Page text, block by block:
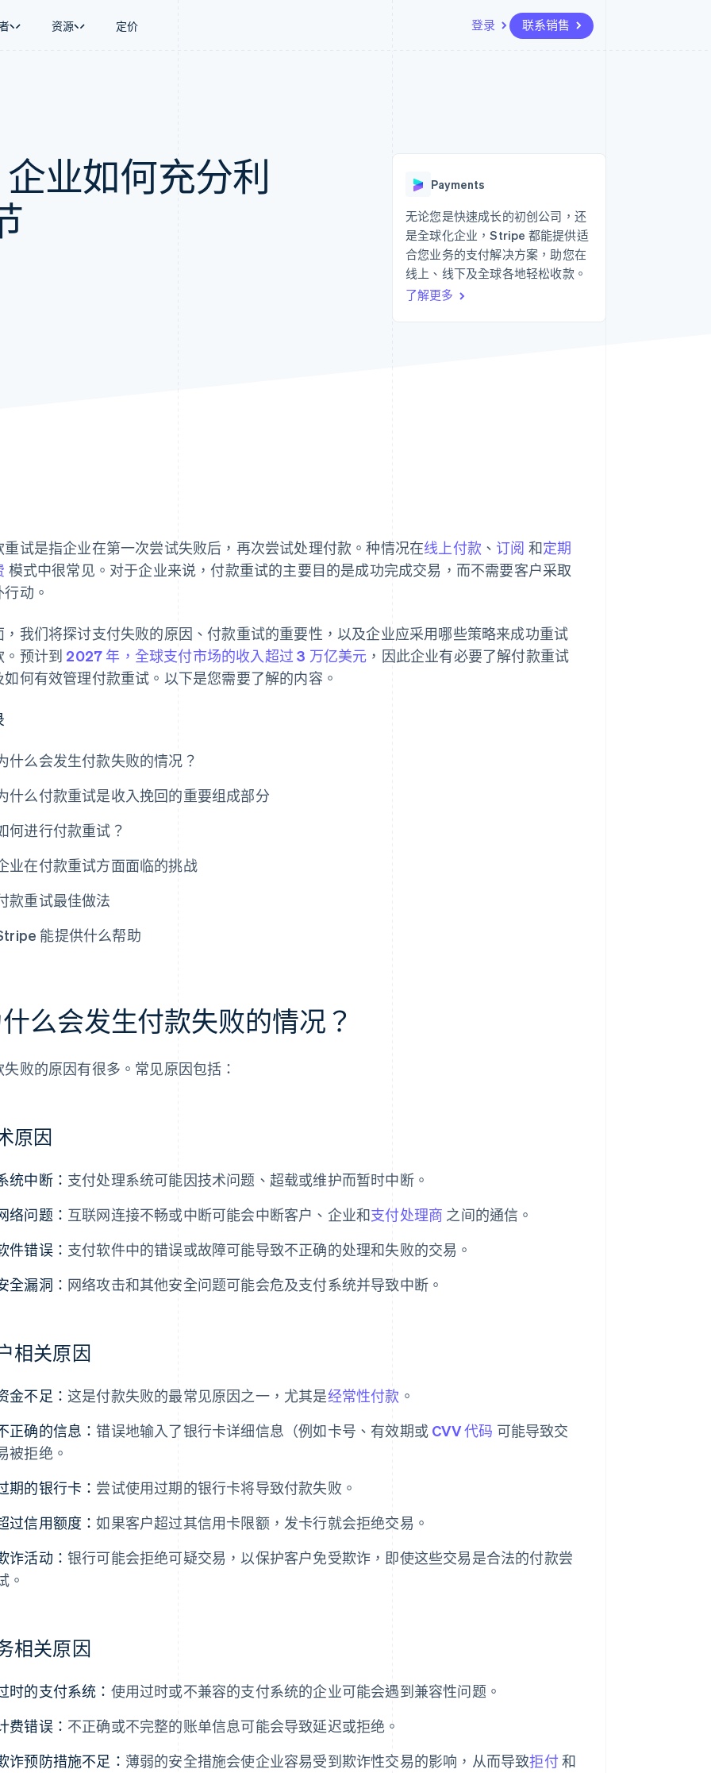
资源 定价 登录 联系销售
钱包、稳定币发行和发卡基础设
施
Radar
初创企业注册
Climate
碳移除
酒店、旅游与休闲
保险
媒体与娱乐
管理订阅
提供按用量计费
发行稳定币支持的支付卡
API 状态
资讯中心
Stripe Press
业如何充分利
Payments
无论您是快速成长的初创公司，还
是全球化企业，Stripe 都能提供适
合您业务的支付解决方案，助您在
线上、线下及全球各地轻松收款。
了解更多
重试是指企业在第一次尝试失败后，再次尝试处理付款。种情况在线上付款 、 订阅 和定期
模式中很常见。对于企业来说，付款重试的主要目的是成功完成交易，而不需要客户采取
动。
，我们将探讨支付失败的原因、付款重试的重要性，以及企业应采用哪些策略来成功重试
。预计到 2027 年，全球支付市场的收入超过 3 万亿美元 ，因此企业有必要了解付款重试
如何有效管理付款重试。以下是您需要了解的内容。
什么会发生付款失败的情况？
什么付款重试是收入挽回的重要组成部分
何进行付款重试？
业在付款重试方面面临的挑战
款重试最佳做法
能提供什么帮助
么会发生付款失败的情况？
失败的原因有很多。常见原因包括：
原因
统中断： 支付处理系统可能因技术问题、超载或维护而暂时中断。
络问题： 互联网连接不畅或中断可能会中断客户、企业和支付处理商 之间的通信。
件错误： 支付软件中的错误或故障可能导致不正确的处理和失败的交易。
全漏洞： 网络攻击和其他安全问题可能会危及支付系统并导致中断。
相关原因
金不足： 这是付款失败的最常见原因之一，尤其是经常性付款 。
正确的信息： 错误地输入了银行卡详细信息（例如卡号、有效期或 CVV 代码 可能导致交
被拒绝。
期的银行卡： 尝试使用过期的银行卡将导致付款失败。
过信用额度：如果客户超过其信用卡限额，发卡行就会拒绝交易。
诈活动： 银行可能会拒绝可疑交易，以保护客户免受欺诈，即使这些交易是合法的付款尝
。
相关原因
时的支付系统： 使用过时或不兼容的支付系统的企业可能会遇到兼容性问题。
费错误： 不正确或不完整的账单信息可能会导致延迟或拒绝。
诈预防措施不足： 薄弱的安全措施会使企业容易受到欺诈性交易的影响，从而导致拒付和